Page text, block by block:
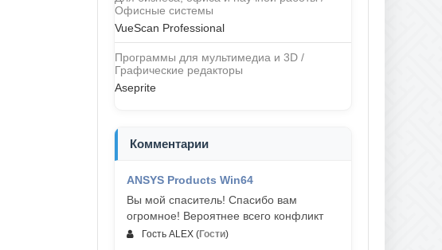
Офисные системы
VueScan Professional
Программы для мультимедиа и 3D /
Графические редакторы
Aseprite
Комментарии
ANSYS Products Win64
Вы мой спаситель! Спасибо вам
огромное! Вероятнее всего конфликт
Гость ALEX (Гости)